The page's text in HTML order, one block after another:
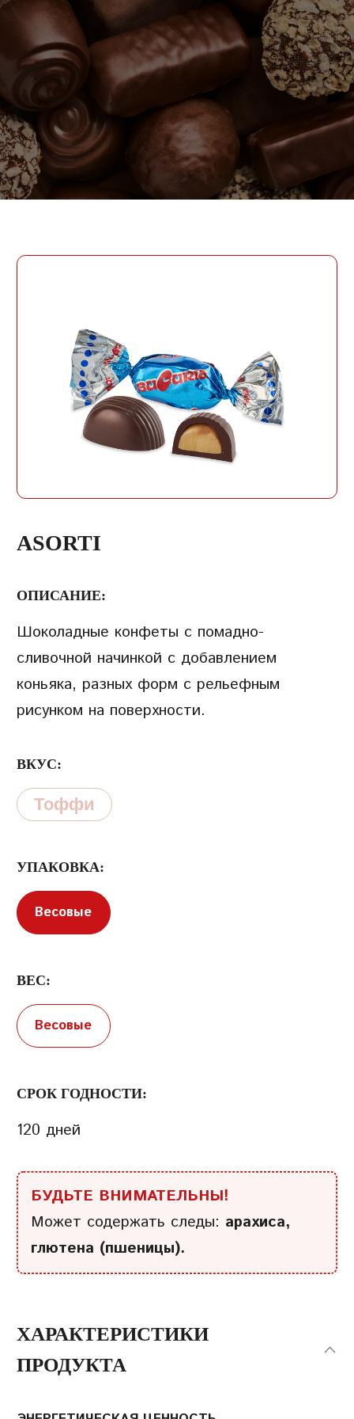
ASORTI
ОПИСАНИЕ:
Шоколадные конфеты с помадно-
сливочной начинкой с добавлением
коньяка, разных форм с рельефным
рисунком на поверхности.
ВКУС:
Тоффи
УПАКОВКА:
Весовые
ВЕС:
Весовые
СРОК ГОДНОСТИ:
120 дней
БУДЬТЕ ВНИМАТЕЛЬНЫ!
Может содержать следы: арахиса,
глютена (пшеницы).
ХАРАКТЕРИСТИКИ
ПРОДУКТА
PHONE
ДАТА РОЖДЕНИЯ
ПАРОЛЬ
СОЗДАТЬ УЧЕТНУЮ
ЗАПИСЬ
ПАРОЛЬ
Забыли пароль?
ВОЙТИ
ОТПРАВИТЬ
СОЗДАТЬ УЧЕТНУЮ ЗАПИСЬ
ВОЙТИ
PHONE
СОЗДАТЬ УЧЕТНУЮ
ЗАПИСЬ